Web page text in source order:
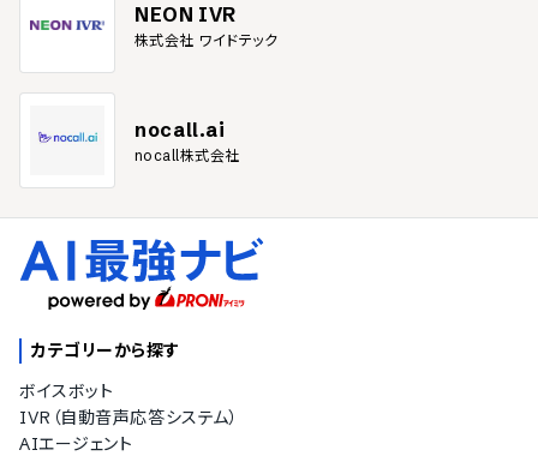
NEON IVR
株式会社 ワイドテック
nocall.ai
nocall株式会社
カテゴリーから探す
ボイスボット
IVR（自動音声応答システム）
AIエージェント